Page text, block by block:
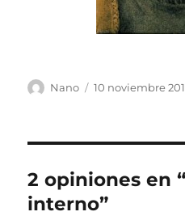
Autor
Nano
Publicado
10 noviembre
2 opiniones en
interno”